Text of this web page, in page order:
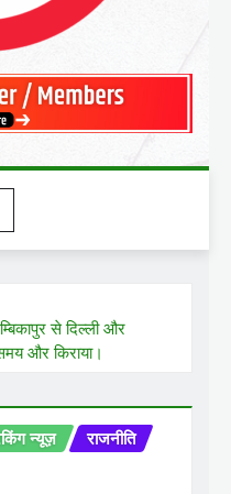
से दिल्ली और
और किराया।
न्यूज़
राजनीति